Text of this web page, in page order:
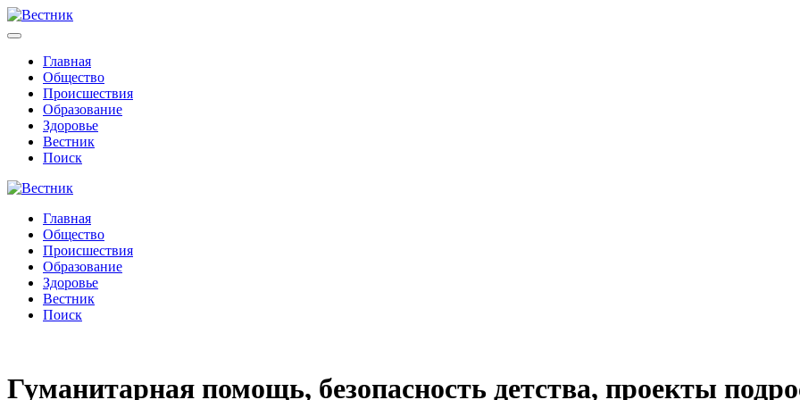
Главная
Общество
Происшествия
Образование
Здоровье
Вестник
Поиск
Главная
Общество
Происшествия
Образование
Здоровье
Вестник
Поиск
Гуманитарная помощь, безопасность детства, проекты